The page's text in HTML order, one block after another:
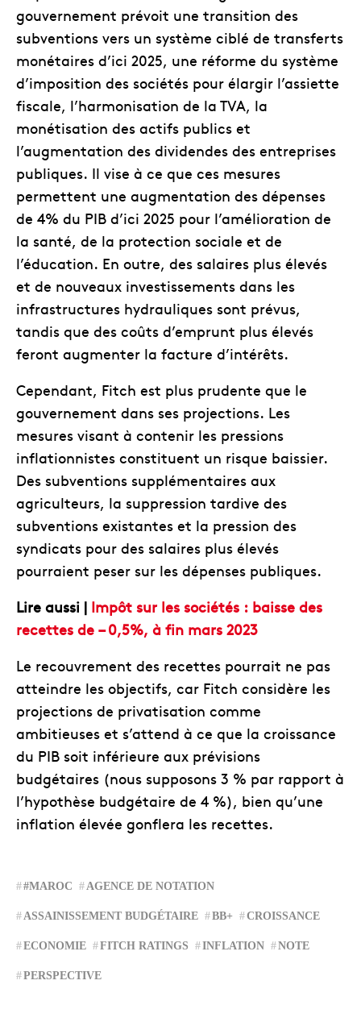
gouvernement prévoit une transition des
subventions vers un système ciblé de transferts
monétaires d’ici 2025, une réforme du système
d’imposition des sociétés pour élargir l’assiette
fiscale, l’harmonisation de la TVA, la
monétisation des actifs publics et
l’augmentation des dividendes des entreprises
publiques. Il vise à ce que ces mesures
permettent une augmentation des dépenses
de 4% du PIB d’ici 2025 pour l’amélioration de
la santé, de la protection sociale et de
l’éducation. En outre, des salaires plus élevés
et de nouveaux investissements dans les
infrastructures hydrauliques sont prévus,
tandis que des coûts d’emprunt plus élevés
feront augmenter la facture d’intérêts.
Cependant, Fitch est plus prudente que le
gouvernement dans ses projections. Les
mesures visant à contenir les pressions
inflationnistes constituent un risque baissier.
Des subventions supplémentaires aux
agriculteurs, la suppression tardive des
subventions existantes et la pression des
syndicats pour des salaires plus élevés
pourraient peser sur les dépenses publiques.
Lire aussi | Impôt sur les sociétés : baisse des
recettes de – 0,5%, à fin mars 2023
Le recouvrement des recettes pourrait ne pas
atteindre les objectifs, car Fitch considère les
projections de privatisation comme
ambitieuses et s’attend à ce que la croissance
du PIB soit inférieure aux prévisions
budgétaires (nous supposons 3 % par rapport à
l’hypothèse budgétaire de 4 %), bien qu’une
inflation élevée gonflera les recettes.
#MAROC AGENCE DE NOTATION
ASSAINISSEMENT BUDGÉTAIRE BB+ CROISSANCE
ECONOMIE FITCH RATINGS INFLATION NOTE
PERSPECTIVE